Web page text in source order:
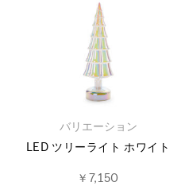
バリエーション
LED ツリーライト ホワイト
￥7,150